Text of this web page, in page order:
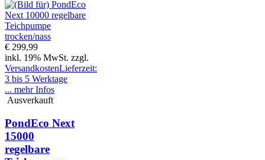
€ 299,99
inkl. 19% MwSt. zzgl.
VersandkostenLieferzeit:
3 bis 5 Werktage
... mehr Infos
Ausverkauft
PondEco Next
15000
regelbare